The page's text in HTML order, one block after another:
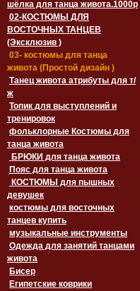
шёлка для танца живота.1000p
02-КОСТЮМЫ ДЛЯ
ВОСТОЧНЫХ ТАНЦЕВ
(Эксклюзив )
03- костюмы для танца
живота (Простой дизайн )
Танец живота атрибуты для т/
ж
Топик для выступлений и
тренировок
фольклорные Костюмы для
танца живота
БРЮКИ для танца живота
Пояс для танца живота
девушек
костюмы для восточных
танцев купить
музыкальные инструменты
Одежда для занятий танцами
живота
Бисер
Египетские коврики